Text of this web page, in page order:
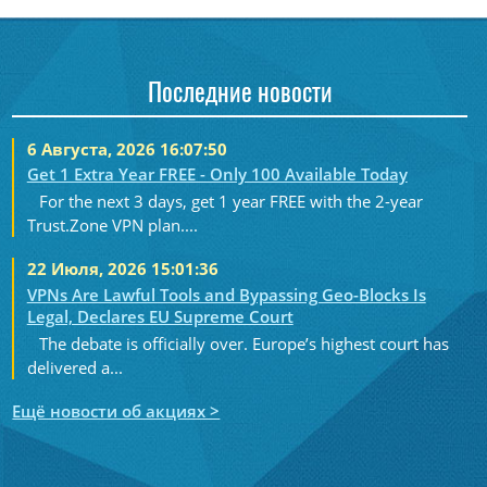
Последние новости
6 Августа, 2026 16:07:50
Get 1 Extra Year FREE - Only 100 Available Today
For the next 3 days, get 1 year FREE with the 2-year
Trust.Zone VPN plan....
22 Июля, 2026 15:01:36
VPNs Are Lawful Tools and Bypassing Geo-Blocks Is
Legal, Declares EU Supreme Court
The debate is officially over. Europe’s highest court has
delivered a...
Ещё новости об акциях >